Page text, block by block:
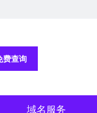
费查询
域名服务